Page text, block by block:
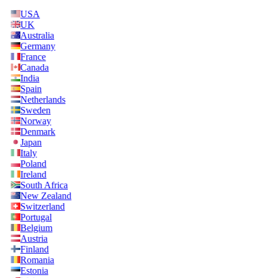
USA
UK
Australia
Germany
France
Canada
India
Spain
Netherlands
Sweden
Norway
Denmark
Japan
Italy
Poland
Ireland
South Africa
New Zealand
Switzerland
Portugal
Belgium
Austria
Finland
Romania
Estonia